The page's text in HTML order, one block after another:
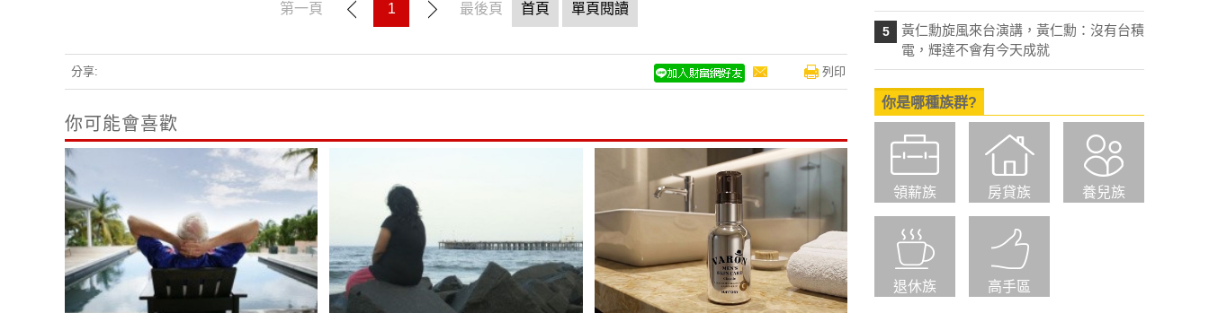
第一頁 1 最後頁 首頁 單頁閱讀
分享: 列印
你可能會喜歡
5
黃仁勳旋風來台演講，黃仁勳：沒有台積
電，輝達不會有今天成就
你是哪種族群?
領薪族 房貸族 養兒族
退休族 高手區